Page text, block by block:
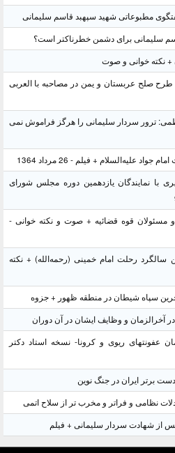
مطبوعاتی شهید سپهبد قاسم سلیمانی
سلیمانی برای دشمن خطرناکتر است؟
+ نکته خوانی و صوت
طرح صلح عربستان و یمن در مصاحبه با العربی
ترور سردار سلیمانی را هرگز فراموش نمی
علیه‌السلام + فیلم - 26 مرداد 1364
با نمایندگان یازدهمین دوره مجلس شورای
و مسئولان قوه قضائیه + صوت و نکته خوانی -
سالگرد رحلت امام خمینی (رحمه‌الله) + نکته
سپاه شیطان در منطقه ظهور + جزوه
و وظایف ایشان در آن دوران
ریوی و کرونا- نسخه استاد دکتر
برتر ایران در جنگ نوین
نظامی و فراتر و مخرب تر از سلاح اتمی
پس از شهادت سردار سلیمانی + فیلم